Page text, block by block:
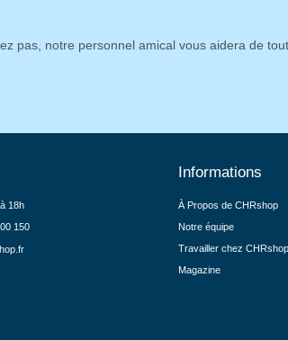
pas, notre personnel amical vous aidera de
18h
150
Informations
À Propos de CHRshop
Notre équipe
Travailler chez CHRshop
Magazine